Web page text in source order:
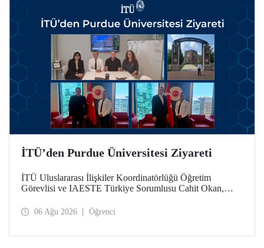
İTÜ’den Purdue Üniversitesi Ziyareti
İTÜ Uluslararası İlişkiler Koordinatörlüğü Öğretim
Görevlisi ve IAESTE Türkiye Sorumlusu Cahit Okan,
Temmuz tarihlerinde ABD’de dünyanın önde gelen
06 Ağu 2026 Öğrenci